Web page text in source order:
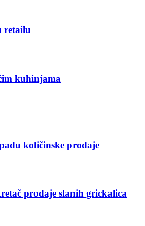
retailu
kuhinjama
količinske prodaje
prodaje slanih grickalica